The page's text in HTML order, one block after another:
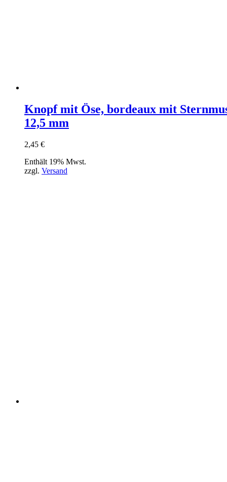
Knopf mit Öse, bordeaux mit
12,5 mm
2,45 €
Enthält 19% Mwst.
zzgl. Versand